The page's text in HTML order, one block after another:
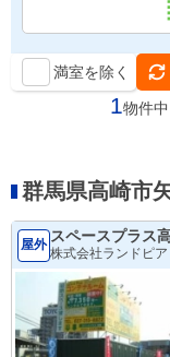
満室を除く
1物件中
群馬県高崎市
屋外 スペースプラス
株式会社ランドピア